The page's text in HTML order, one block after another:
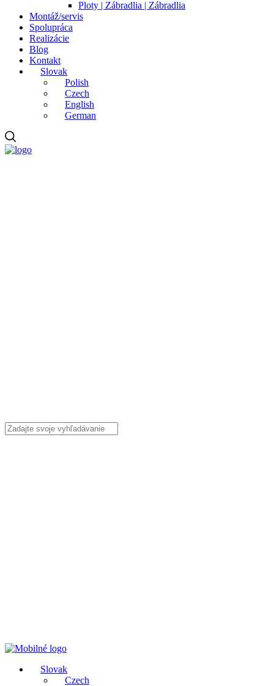
Ploty | Zábradlia | Zábradlia
Montáž/servis
Spolupráca
Realizácie
Blog
Kontakt
Slovak
Polish
Czech
English
German
Slovak
Czech